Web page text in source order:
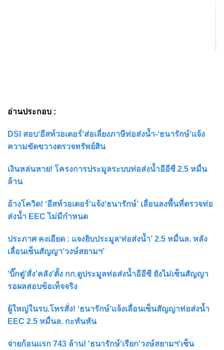
อ่านประกอบ :
DSI สอบ‘อีสท์วอเตอร์’ส่อเลี่ยงภาษีท่อส่งน้ำ-‘ธนารักษ์’แจ้ง
ความขัดขวางตรวจทรัพย์สิน
เงินหล่นหาย! โครงการประมูลระบบท่อส่งน้ำอีอีซี 2.5 หมื่น
ล้าน
อ้างโควิด! ‘อีสท์วอเตอร์’แจ้ง‘ธนารักษ์’ เลื่อนลงพื้นที่ตรวจท่อ
ส่งน้ำ EEC ไม่มีกำหนด
ประภาศ คงเอียด : แจงยิบประมูล‘ท่อส่งน้ำ’ 2.5 หมื่นล. หลัง
เลื่อนเซ็นสัญญา‘วงษ์สยามฯ’
'บิ๊กตู่'สั่ง'คลัง'ตั้ง กก.ดูประมูลท่อส่งน้ำอีอีซี ยังไม่เซ็นสัญญา
รอผลสอบข้อเท็จจริง
ผู้ใหญ่ในรบ.โทรสั่ง! ‘ธนารักษ์’แจ้งเลื่อนเซ็นสัญญาท่อส่งน้ำ
EEC 2.5 หมื่นล. กะทันหัน
จ่ายก้อนแรก 743 ล้าน! 'ธนารักษ์'เรียก'วงษ์สยามฯ'เซ็น